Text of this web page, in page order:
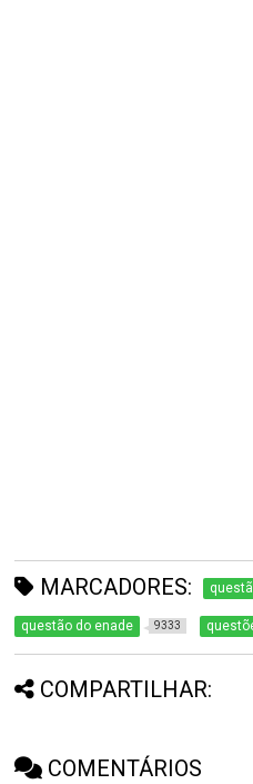
MARCADORES:
questão do enade 9333
COMPARTILHAR:
COMENTÁRIOS